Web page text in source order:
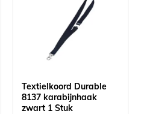
Textielkoord Durable
8137 karabijnhaak
zwart 1 Stuk